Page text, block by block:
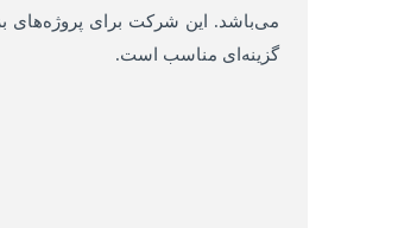
می‌باشد. این شرکت برای پروژه‌های
گزینه‌ای مناسب است.